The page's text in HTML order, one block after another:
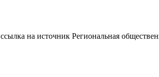
на источник Региональная